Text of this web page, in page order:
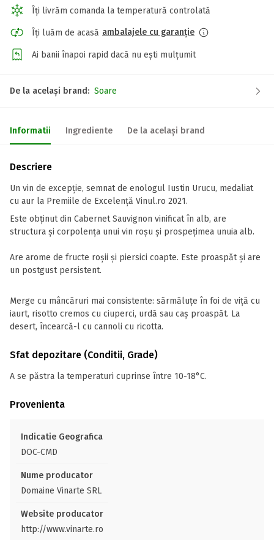
Îți livrăm comanda la temperatură controlată
Îți luăm de acasă ambalajele cu garanție
Ai banii înapoi rapid dacă nu ești mulțumit
De la același brand: Soare
Informatii Ingrediente De la același brand
Descriere
Un vin de excepție, semnat de enologul Iustin Urucu, medaliat
cu aur la Premiile de Excelență Vinul.ro 2021.
Este obținut din Cabernet Sauvignon vinificat în alb, are
structura și corpolența unui vin roșu și prospețimea unuia alb.
Are arome de fructe roșii și piersici coapte. Este proaspăt și are
un postgust persistent.
Merge cu mâncăruri mai consistente: sărmăluțe în foi de viță cu
iaurt, risotto cremos cu ciuperci, urdă sau caș proaspăt. La
desert, încearcă-l cu cannoli cu ricotta.
Sfat depozitare (Conditii, Grade)
A se păstra la temperaturi cuprinse între 10-18°C.
Provenienta
Indicatie Geografica
DOC-CMD
Nume producator
Domaine Vinarte SRL
Website producator
http://www.vinarte.ro